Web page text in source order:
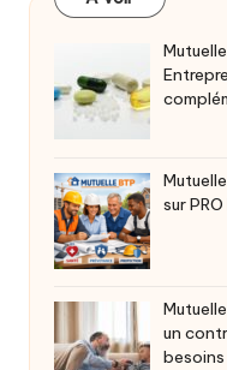
sur
un
besoins